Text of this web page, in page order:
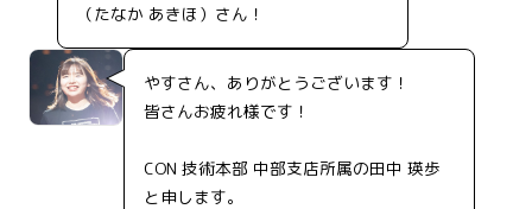
（たなか あきほ）さん！
やすさん、ありがとうございます！
皆さんお疲れ様です！
CON 技術本部 中部支店所属の田中 瑛歩
と申します。